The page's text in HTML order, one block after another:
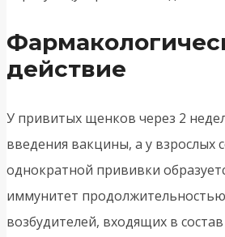
действие
У привитых щенков через 2
введения вакцины, а у взрослых
однократной прививки
иммунитет
возбудителей, входящих в